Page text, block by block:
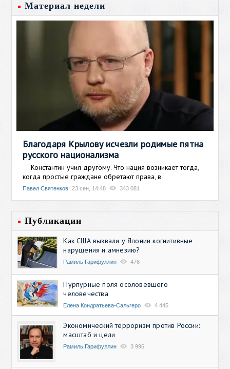
Материал недели
Благодаря Крылову исчезли родимые пятна
русского национализма
Константин учил другому. Что нация возникает тогда,
когда простые граждане обретают права, в
Павел Святенков 23 сен, 14:48 343 081
Публикации
Как США вызвали у Японии когнитивные
нарушения и амнезию?
Рамиль Гарифуллин 476
Пурпурные поля осоловевшего
человечества
Елена Кондратьева-Сальгеро 4 445
Экономический терроризм против России:
масштаб и цели
Рамиль Гарифуллин 3 996